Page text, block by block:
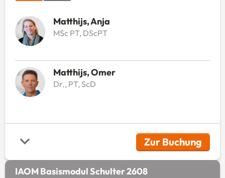
Matthijs, Anja
MSc PT, DScPT
Matthijs, Omer
Dr., PT, ScD
Zur Buchung
(Öffnet in
IAOM Basismodul Schulter 2608